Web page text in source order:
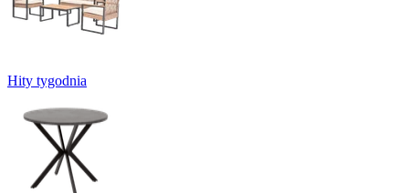
Hity tygodnia